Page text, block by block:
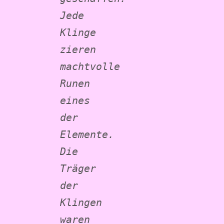
Jede
Klinge
zieren
machtvolle
Runen
eines
der
Elemente.
Die
Träger
der
Klingen
waren